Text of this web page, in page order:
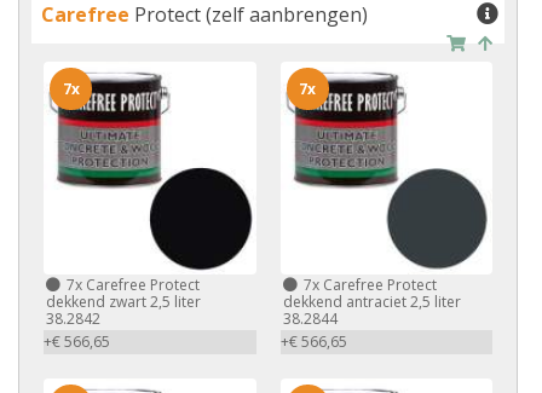
Carefree Protect (zelf aanbrengen)
7x Carefree Protect
dekkend zwart 2,5 liter
38.2842
+€ 566,65
7x
7xCarefree Protect
dekkend antraciet 2,5 liter
38.2844
+€ 566,65
7x